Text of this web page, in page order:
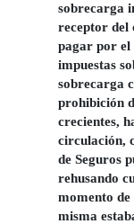
sobrecarga
receptor del
pagar por el
impuestas
sobrecarga
prohibición
crecientes,
circulación,
de Seguros
rehusando
momento
misma